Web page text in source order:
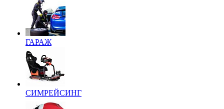
ГАРАЖ
СИМРЕЙСИНГ